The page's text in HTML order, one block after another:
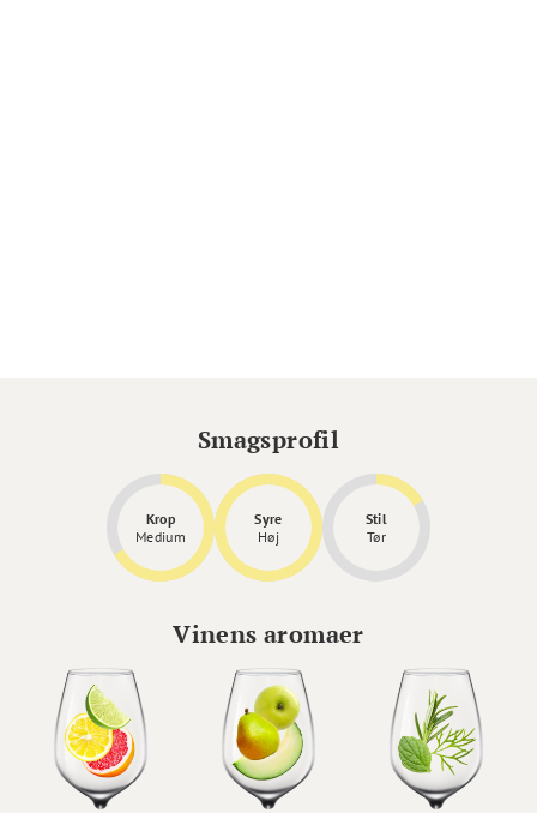
Smagsprofil
Krop
Medium
Syre
Høj
Stil
Tør
Vinens aromaer